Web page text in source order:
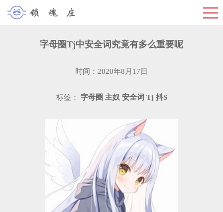
字母圈Tj中安全词究竟有多么重要呢
时间：2020年8月17日
标签： 字母圈 主奴 安全词 Tj 抖S